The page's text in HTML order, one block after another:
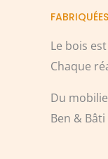
Le bois
Chaque
Du
Ben &